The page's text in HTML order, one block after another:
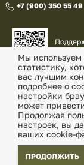
+7 (900) 350 55 49
© «Военно-
Политика
Согласие на
Мы используем
статистику,
вас лучшим
подробнее о
настройки
может
Продолжая
настроек, вы
ваших cookie-
ПРОДОЛЖИТЬ